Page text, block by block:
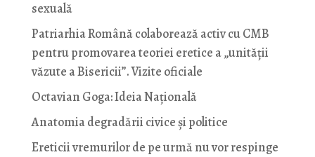
sexuală
Patriarhia Română colaborează activ cu CMB
pentru promovarea teoriei eretice a „unității
văzute a Bisericii”. Vizite oficiale
Octavian Goga: Ideia Naţională
Anatomia degradării civice și politice
Ereticii vremurilor de pe urmă nu vor respinge